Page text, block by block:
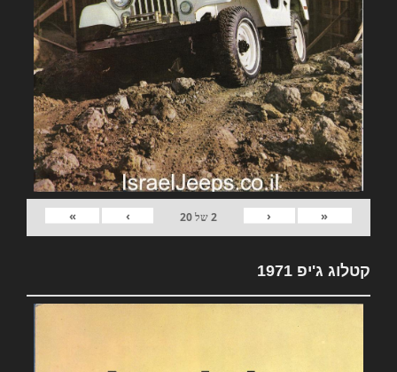
«
‹
2של20
›
»
קטלוג ג'יפ 1971